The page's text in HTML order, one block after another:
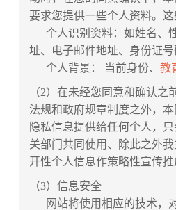
要求您提供一些个人资料。这
个人识别资料：如姓名、
址、电子邮件地址、身份证号
个人背景： 当前身份、教
（2）在未经您同意和确认之
法规和政府规章制度之外，
隐私信息提供给任何个人，
关部门共同使用、除此之外
开性个人信息作策略性宣传推
（3）信息安全
网站将使用相应的技术，